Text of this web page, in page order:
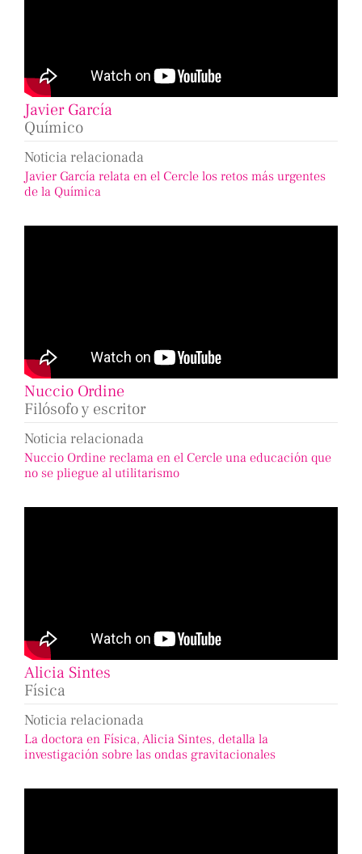
Javier García
Químico
Noticia relacionada
Javier García relata en el Cercle los retos más urgentes
de la Química
Nuccio Ordine
Filósofo y escritor
Noticia relacionada
Nuccio Ordine reclama en el Cercle una educación que
no se pliegue al utilitarismo
Alicia Sintes
Física
Noticia relacionada
La doctora en Física, Alicia Sintes, detalla la
investigación sobre las ondas gravitacionales